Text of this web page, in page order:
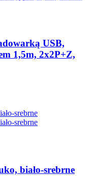
USB,
1,5m, 2x2P+Z,
biało-srebrne